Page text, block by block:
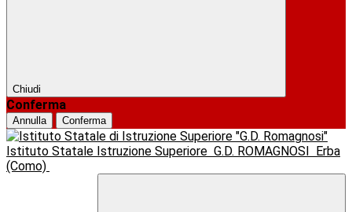
Chiudi
Conferma
Annulla Conferma
Istituto Statale Istruzione Superiore G.D. ROMAGNOSI
Erba
(Como)